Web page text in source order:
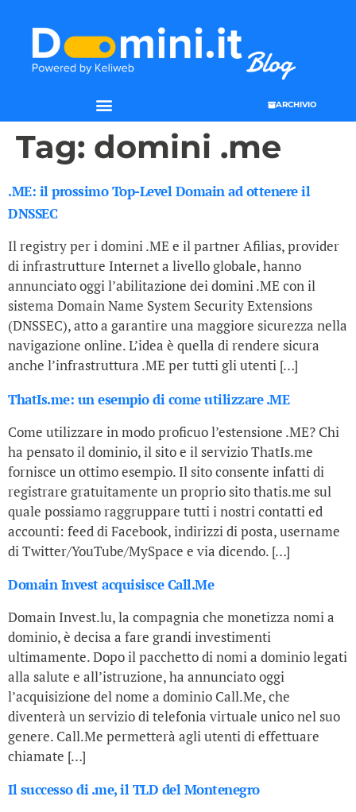
ARCHIVIO
Tag: domini .me
.ME: il prossimo Top-Level Domain ad ottenere il
DNSSEC
Il registry per i domini .ME e il partner Afilias, provider
di infrastrutture Internet a livello globale, hanno
annunciato oggi l’abilitazione dei domini .ME con il
sistema Domain Name System Security Extensions
(DNSSEC), atto a garantire una maggiore sicurezza nella
navigazione online. L’idea è quella di rendere sicura
anche l’infrastruttura .ME per tutti gli utenti […]
ThatIs.me: un esempio di come utilizzare .ME
Come utilizzare in modo proficuo l’estensione .ME? Chi
ha pensato il dominio, il sito e il servizio ThatIs.me
fornisce un ottimo esempio. Il sito consente infatti di
registrare gratuitamente un proprio sito thatis.me sul
quale possiamo raggruppare tutti i nostri contatti ed
accounti: feed di Facebook, indirizzi di posta, username
di Twitter/YouTube/MySpace e via dicendo. […]
Domain Invest acquisisce Call.Me
Domain Invest.lu, la compagnia che monetizza nomi a
dominio, è decisa a fare grandi investimenti
ultimamente. Dopo il pacchetto di nomi a dominio legati
alla salute e all’istruzione, ha annunciato oggi
l’acquisizione del nome a dominio Call.Me, che
diventerà un servizio di telefonia virtuale unico nel suo
genere. Call.Me permetterà agli utenti di effettuare
chiamate […]
Il successo di .me, il TLD del Montenegro